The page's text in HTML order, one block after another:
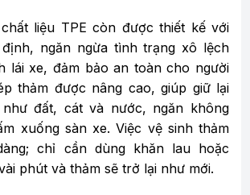
liệu TPE còn được thiết kế với
ngăn ngừa tình trạng xô lệch
lái xe, đảm bảo an toàn cho người
thảm được nâng cao, giúp giữ lại
đất, cát và nước, ngăn không
xuống sàn xe. Việc vệ sinh thảm
chỉ cần dùng khăn lau hoặc
phút và thảm sẽ trở lại như mới.